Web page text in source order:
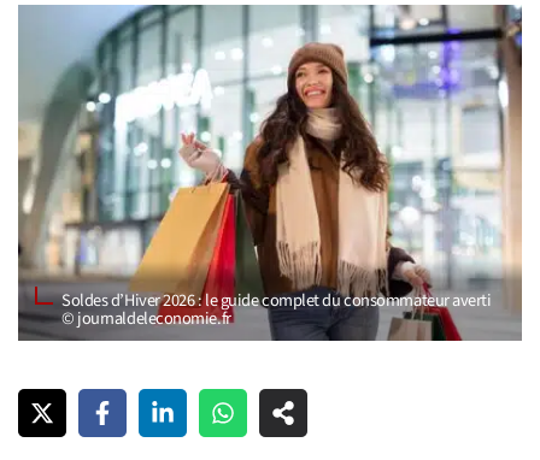
Soldes d’Hiver 2026 : le guide complet du consommateur averti
© journaldeleconomie.fr